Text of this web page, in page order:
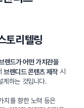
토리텔링
랜드가 어떤 가치관을
브랜디드 콘텐츠 제작 시
계하는 것입니다.
치를 향한 노력 등은